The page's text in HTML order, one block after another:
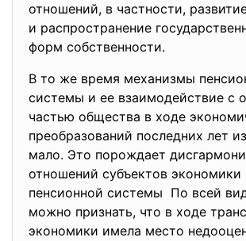
отношений, в частности,
и распространение
форм собственности.
В то же время механизмы
системы и ее взаимодействие с
частью общества в ходе
преобразований последних лет
мало. Это порождает
отношений субъектов экономики
пенсионной системы По всей
можно признать, что в ходе
экономики имела место